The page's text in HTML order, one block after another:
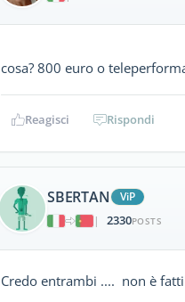
cosa? 800 euro o
Reagisci Rispondi
SBERTAN
ViP
|
2330POSTS
Credo entrambi .... non è